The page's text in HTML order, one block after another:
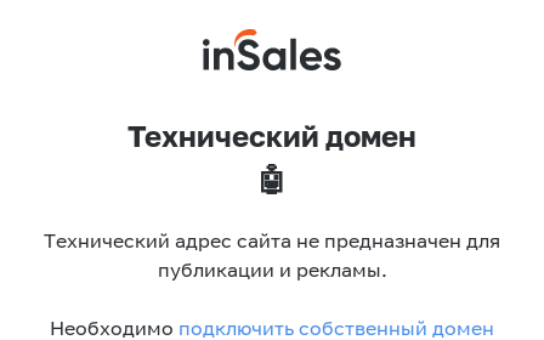
Технический домен
🤖
Технический адрес сайта не предназначен для
публикации и рекламы.
Необходимо подключить собственный домен